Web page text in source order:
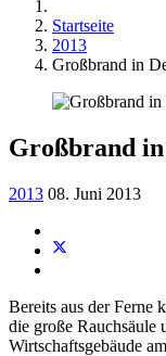
Startseite
2013
Großbrand in
Großbrand in
2013 08. Juni 2013
Bereits aus der Ferne
die große Rauchsäule
Wirtschaftsgebäude